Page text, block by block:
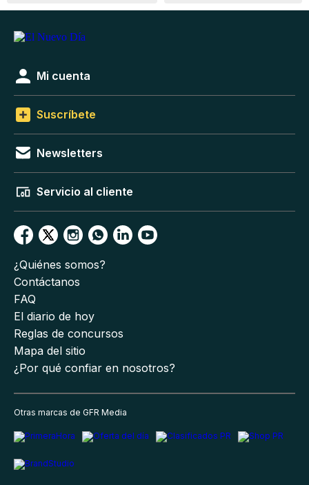
Mi cuenta
Suscríbete
Newsletters
Servicio al cliente
¿Quiénes somos?
Contáctanos
FAQ
El diario de hoy
Reglas de concursos
Mapa del sitio
¿Por qué confiar en nosotros?
Otras marcas de GFR Media